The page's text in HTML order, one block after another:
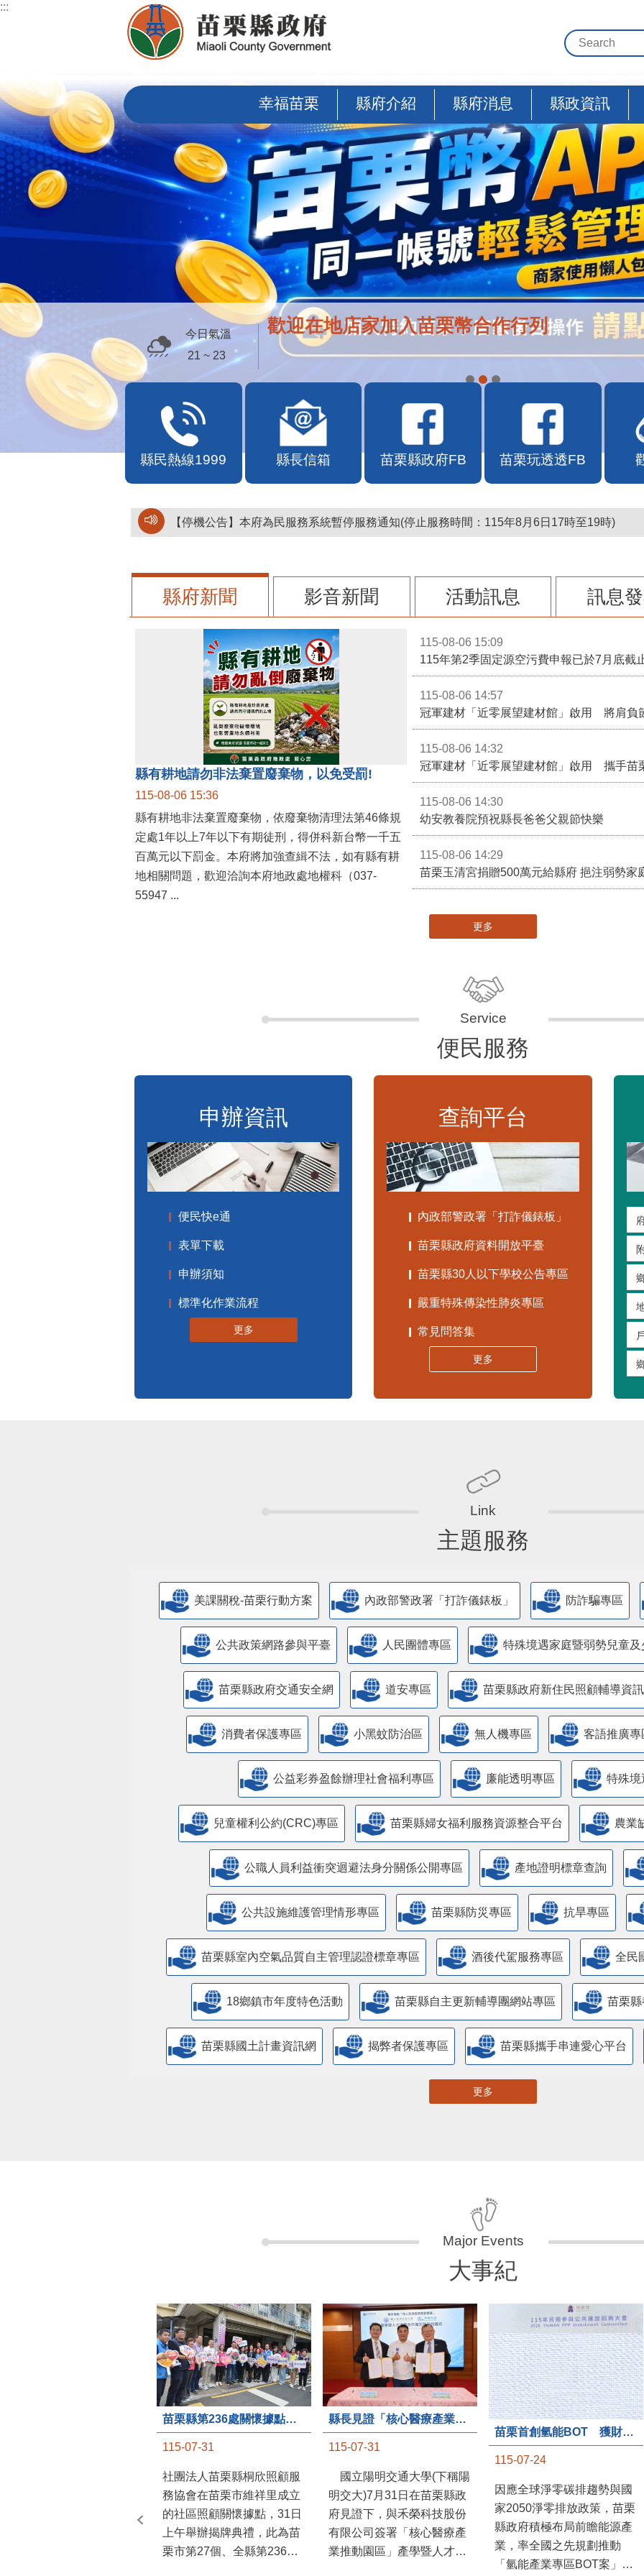
跳到主要內容區塊
:::
幸福苗栗 縣府介紹 縣府消息 縣政資訊
歡迎在地店家加入苗栗幣合作行列
今日氣溫
21 ~ 23
縣民熱線1999 縣長信箱 苗栗縣政府FB 苗栗玩透透FB
【停機公告】本府為民服務系統暫停服務通知(停止服務時間：115年8月6日17時至19時)
縣府新聞 影音新聞 活動訊息 訊息
縣有耕地請勿非法棄置廢棄物，以免受罰!
115-08-06 15:36
縣有耕地非法棄置廢棄物，依廢棄物清理法第46條規
定處1年以上7年以下有期徒刑，得併科新台幣一千五
百萬元以下罰金。本府將加強查緝不法，如有縣有耕
地相關問題，歡迎洽詢本府地政處地權科（037-
55947 ...
115-08-06 15:09
115-08-06 14:57
冠軍建材「近零展望建材館」啟用 將肩負
115-08-06 14:32
冠軍建材「近零展望建材館」啟用 攜手苗
115-08-06 14:30
幼安教養院預祝縣長爸爸父親節快樂
115-08-06 14:29
苗栗玉清宮捐贈500萬元給縣府 挹注弱勢家
更多
便民服務
申辦資訊
便民快e通
表單下載
申辦須知
標準化作業流程
更多
查詢平台
內政部警政署「打詐儀錶板」
苗栗縣政府資料開放平臺
苗栗縣30人以下學校公告專區
嚴重特殊傳染性肺炎專區
常見問答集
更多
主題服務
美課關稅-苗栗行動方案 內政部警政署「打詐儀錶板」 防詐騙專區
公共政策網路參與平臺 人民團體專區 特殊境遇家庭暨弱勢兒童
苗栗縣政府交通安全網 道安專區 苗栗縣政府新住民照顧輔導資
消費者保護專區 小黑蚊防治區 無人機專區 客語推廣專
公益彩券盈餘辦理社會福利專區 廉能透明專區 特殊境
兒童權利公約(CRC)專區 苗栗縣婦女福利服務資源整合平台 農業
公職人員利益衝突迴避法身分關係公開專區 產地證明標章查詢
​公共設施維護管理情形專區 苗栗縣防災專區 抗旱專區
苗栗縣室內空氣品質自主管理認證標章專區 酒後代駕服務專區 全民
18鄉鎮市年度特色活動 苗栗縣自主更新輔導團網站專區 苗栗
苗栗縣國土計畫資訊網 揭弊者保護專區 苗栗縣攜手串連愛心平台
更多
大事紀
苗栗縣第236處關懷據點在苗栗市維祥里揭牌
115-07-31
社團法人苗栗縣桐欣照顧服
務協會在苗栗市維祥里成立
的社區照顧關懷據點，31日
上午舉辦揭牌典禮，此為苗
栗市第27個、全縣第236處
縣長見證「核心醫療產業推動園區」產學合作簽約儀式
115-07-31
國立陽明交通大學(下稱陽
明交大)7月31日在苗栗縣政
府見證下，與禾榮科技股份
有限公司簽署「核心醫療產
業推動園區」產學暨人才培
苗栗首創氫能BOT 獲財政部「突破之翼」肯定
115-07-24
因應全球淨零碳排趨勢與國
家2050淨零排放政策，苗栗
縣政府積極布局前瞻能源產
業，率全國之先規劃推動
「氫能產業專區BOT案」，